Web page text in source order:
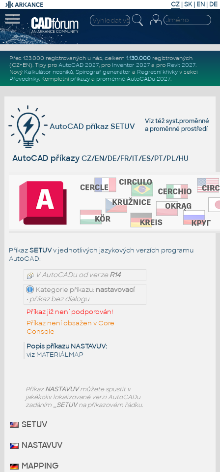
CZ | SK| EN | DE
Přes 123.000 registrovaných u nás, celkem 1.130.000registrovaných
(CZ+EN). Tipy pro AutoCAD 2027, pro Inventor 2027a pro Revit 2027.
Nový Kalkulátor nosníků, Spirograf generátor a Regresní křivkyv sekci
Převodníky. Kompletní příkazya proměnné AutoCADu 2027.
Viz téžsyst.proměnné
aproměnné prostředí
AutoCAD příkaz SETUV
AutoCAD příkazy CZ/EN/DE/FR/IT/ES/PT/PL/HU
PříkazSETUVv jednotlivých jazykových verzích programu
AutoCAD:
V AutoCADu od verzeR14
Kategorie příkazu: nastavovací
• příkaz bez dialogu
Příkaz již není podporován!
Příkaz není obsažen v Core
Console
Popis příkazu NASTAVUV:
viz MATERIÁLMAP
PříkazNASTAVUVmůžete spustit v
jakékoliv lokalizované verzi AutoCADu
zadáním _SETUVna příkazovém řádku.
SETUV
NASTAVUV
MAPPING